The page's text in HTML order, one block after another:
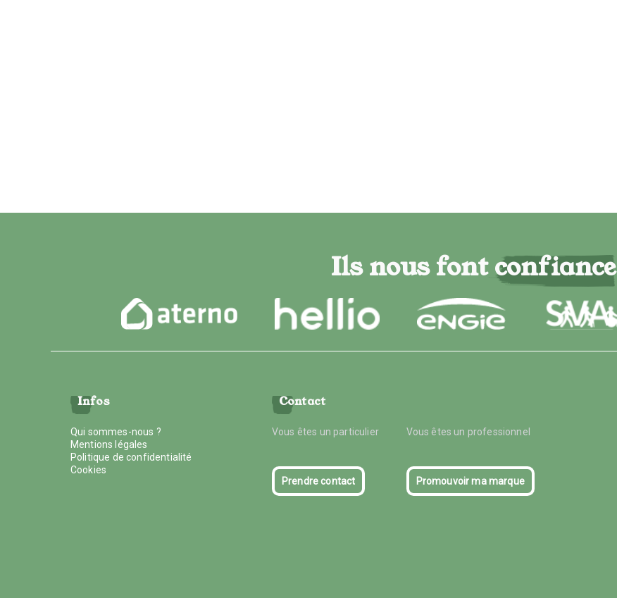
Ils nous font confiance
Infos
Qui sommes-nous ?
Mentions légales
Politique de confidentialité
Cookies
Contact
Vous êtes un particulier Vous êtes un professionnel
Prendre contact Promouvoir ma marque